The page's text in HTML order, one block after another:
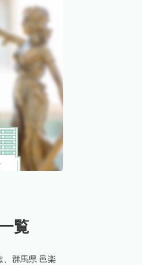
覧
、群馬県 邑楽